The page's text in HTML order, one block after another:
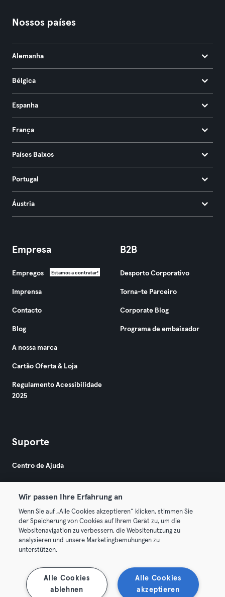
Nossos países
Alemanha
Bélgica
Espanha
França
Países Baixos
Portugal
Áustria
Empresa
Empregos Estamos a contratar!
Imprensa
Contacto
Blog
A nossa marca
Cartão Oferta & Loja
Regulamento Acessibilidade
2025
B2B
Desporto Corporativo
Torna-te Parceiro
Corporate Blog
Programa de embaixador
Suporte
Centro de Ajuda
© 2026 Urban Sports Group GmbH. All rights reserved.
Termos & Condições
Rescindir contratos aqui Cancelar contratos aqui
Wir passen Ihre Erfahrung an
Wenn Sie auf „Alle Cookies akzeptieren“ klicken, stimmen Sie
der Speicherung von Cookies auf Ihrem Gerät zu, um die
Websitenavigation zu verbessern, die Websitenutzung zu
analysieren und unsere Marketingbemühungen zu
unterstützen.
Alle Cookies
akzeptieren
Alle Cookies
ablehnen